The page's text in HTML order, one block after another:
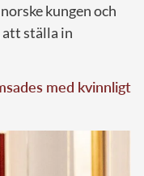
kungen och
att ställa in
med kvinnligt